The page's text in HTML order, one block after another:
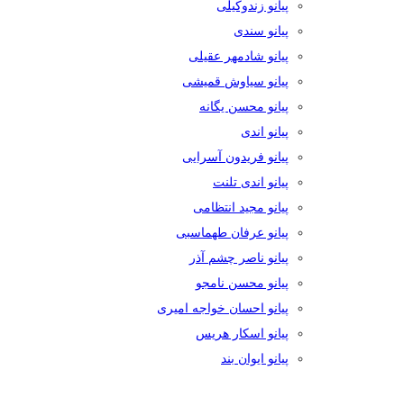
پیانو زندوکیلی
پیانو سندی
پیانو شادمهر عقیلی
پیانو سیاوش قمیشی
پیانو محسن یگانه
پیانو اندی
پیانو فریدون آسرایی
پیانو اندی تلنت
پیانو مجید انتظامی
پیانو عرفان طهماسبی
پیانو ناصر چشم آذر
پیانو محسن نامجو
پیانو احسان خواجه امیری
پیانو اسکار هریس
پیانو ایوان بند